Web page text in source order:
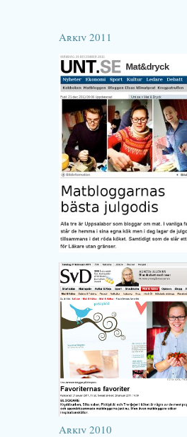
Arkiv 2011
Arkiv 2010